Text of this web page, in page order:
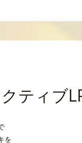
ティブ
を